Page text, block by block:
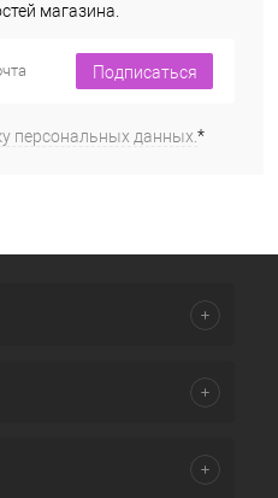
магазина.
Подписаться
персональных данных.*